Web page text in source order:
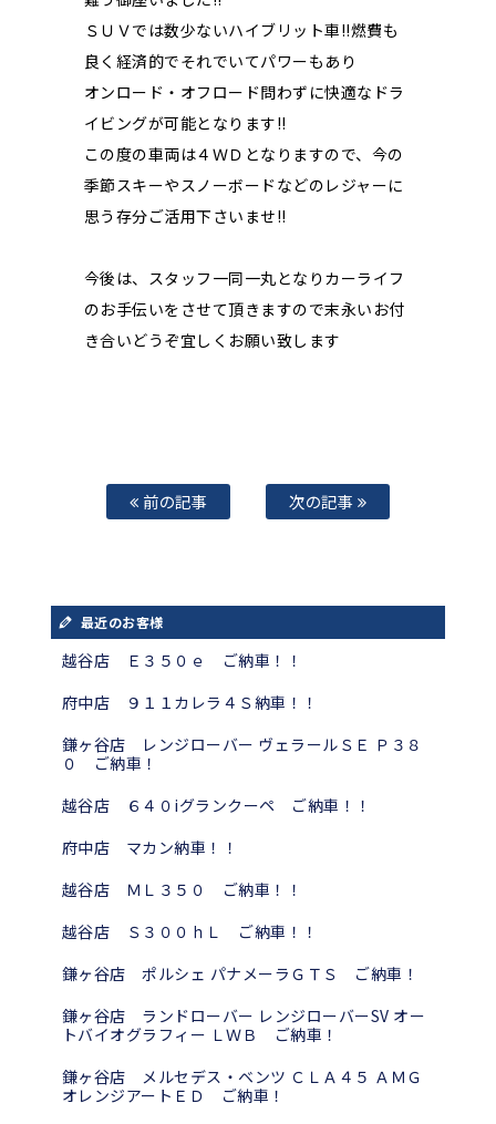
ＳＵＶでは数少ないハイブリット車!!燃費も
良く経済的でそれでいてパワーもあり
オンロード・オフロード問わずに快適なドラ
イビングが可能となります!!
この度の車両は４ＷＤとなりますので、今の
季節スキーやスノーボードなどのレジャーに
思う存分ご活用下さいませ!!
今後は、スタッフ一同一丸となりカーライフ
のお手伝いをさせて頂きますので末永いお付
き合いどうぞ宜しくお願い致します
前の記事 次の記事
最近のお客様
越谷店 Ｅ３５０ｅ ご納車！！
府中店 ９１１カレラ４Ｓ納車！！
鎌ヶ谷店 レンジローバー ヴェラールＳＥ Ｐ３８
０ ご納車！
越谷店 ６４０iグランクーペ ご納車！！
府中店 マカン納車！！
越谷店 ＭＬ３５０ ご納車！！
越谷店 Ｓ３００ｈＬ ご納車！！
鎌ヶ谷店 ポルシェ パナメーラＧＴＳ ご納車！
鎌ヶ谷店 ランドローバー レンジローバーSV オー
トバイオグラフィー ＬＷＢ ご納車！
鎌ヶ谷店 メルセデス・ベンツ ＣＬＡ４５ ＡＭＧ
オレンジアートＥＤ ご納車！